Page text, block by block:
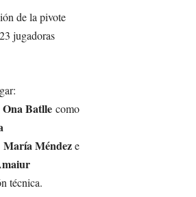
de la pivote
jugadoras
Ona Batlle como
María Méndeze
técnica.